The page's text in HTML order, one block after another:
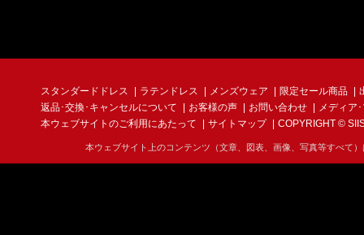
スタンダードドレス ラテンドレス メンズウェア 限定セール商品
返品･交換･キャンセルについて
お客様の声 お問い合わせ
メディア
本ウェブサイトのご利用にあたって
サイトマップ COPYRIGHT ©
本ウェブサイト上のコンテンツ（文章、図表、画像、写真等すべて